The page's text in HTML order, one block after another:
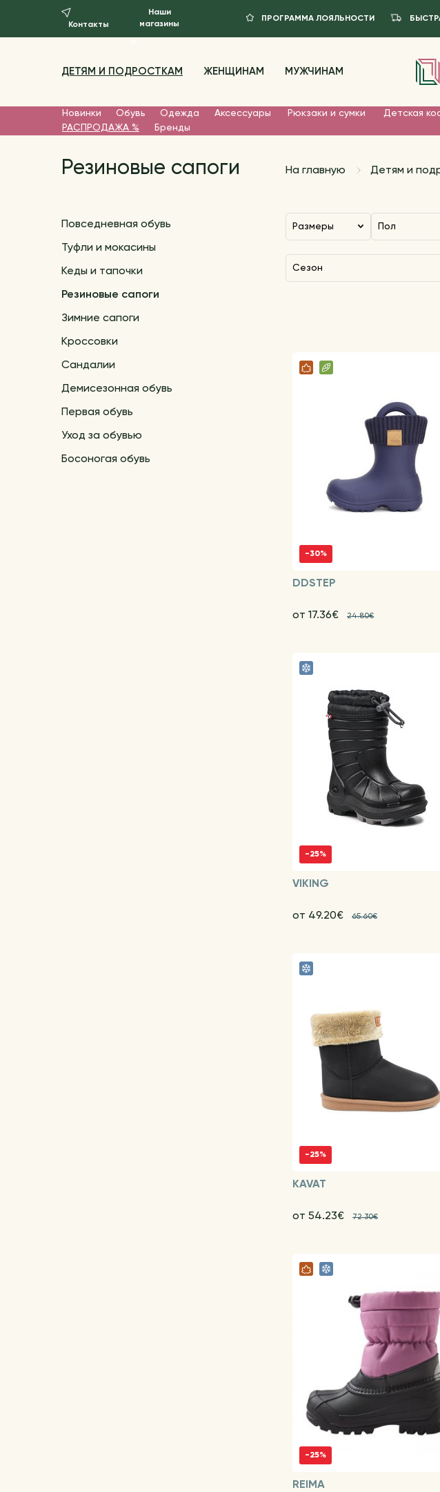
Контакты
Наши
магазины
ПРОГРАММА ЛОЯЛЬНОСТИ
ДЕТЯМ И ПОДРОСТКАМ ЖЕНЩИНАМ МУЖЧИНАМ
Новинки Обувь Одежда Аксессуары Рюкзаки и сумки Детская
РАСПРОДАЖА %
Бренды
Резиновые сапоги На главную Детям и
Повседневная обувь
Туфли и мокасины
Кеды и тапочки
Резиновые сапоги
Зимние сапоги
Кроссовки
Сандалии
Демисезонная обувь
Первая обувь
Уход за обувью
Босоногая обувь
Размеры Пол
Сезон
-30%
DDSTEP
от 17.36€ 24.80€
-25%
VIKING
от 49.20€ 65.60€
-25%
KAVAT
от 54.23€ 72.30€
-25%
REIMA